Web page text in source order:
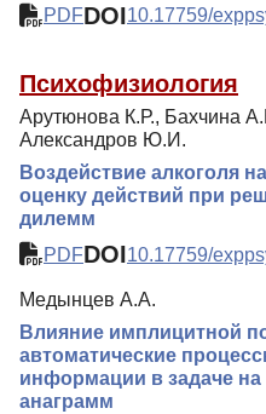
Препринты
Контакты
PDFDOI10.17759/
Психофизиология
Арутюнова К.Р., Бахчина
Александров Ю.И.
Воздействие алкоголя
оценку действий при
дилемм
PDFDOI10.17759/
Медынцев А.А.
Влияние имплицитной
автоматические
информации в задаче
анаграмм